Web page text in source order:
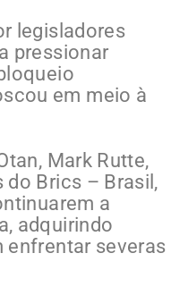
legisladores
pressionar
em meio à
Mark Rutte,
Brics – Brasil,
a
adquirindo
enfrentar severas